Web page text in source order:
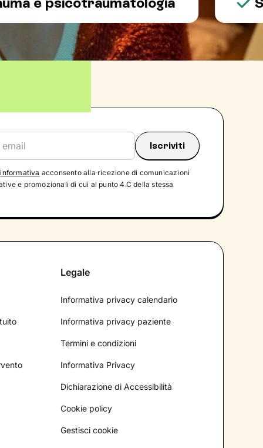
informativa acconsento alla ricezione di comunicazioni
e promozionali di cui al punto 4.C della stessa
Legale
Informativa privacy calendario
Informativa privacy paziente
Termini e condizioni
Informativa Privacy
Dichiarazione di Accessibilità
Cookie policy
Gestisci cookie